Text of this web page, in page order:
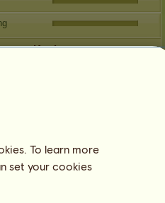
Konkurrencer
6401.09 er en holdhest og kan
ikke avle.
To learn more
set your cookies